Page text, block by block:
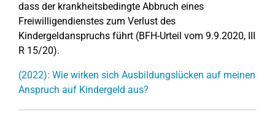
dass der krankheitsbedingte Abbruch eines
Freiwilligendienstes zum Verlust des
Kindergeldanspruchs führt (BFH-Urteil vom 9.9.2020, III
R 15/20).
(2022): Wie wirken sich Ausbildungslücken auf meinen
Anspruch auf Kindergeld aus?